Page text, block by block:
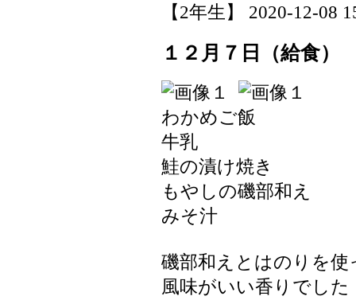
【2年生】 2020-12-08
１２月７日（給食）
わかめご飯
牛乳
鮭の漬け焼き
もやしの磯部和え
みそ汁
磯部和えとはのりを
風味がいい香りでした